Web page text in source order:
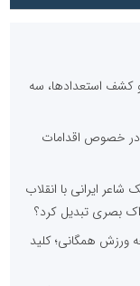
کشف استعدادها، سه
خصوص اقدامات
ایرانی با انقلاب
بصری تبدیل کرد؟
ورزش همگانی؛ کلید